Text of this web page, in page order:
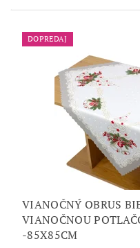
DOPREDAJ
VIANOČNÝ OBRUS
VIANOČNOU
-85X85CM